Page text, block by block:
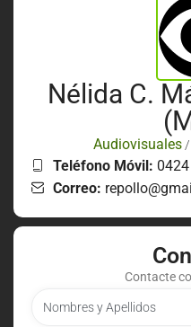
Nélida C.
Audiovisuales/
Teléfono Móvil:
Correo:
Contacte